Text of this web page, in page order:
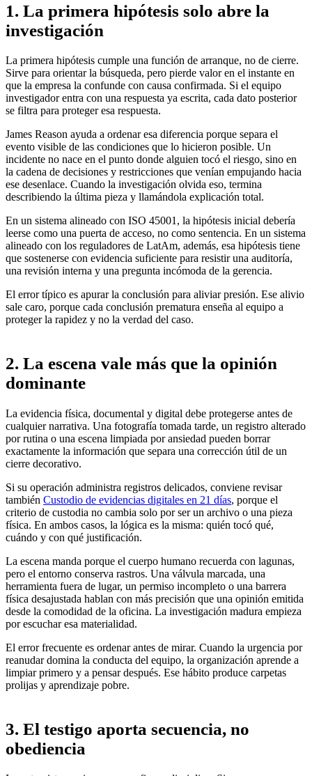
1. La primera hipótesis solo abre la
investigación
La primera hipótesis cumple una función de arranque, no de cierre.
Sirve para orientar la búsqueda, pero pierde valor en el instante en
que la empresa la confunde con causa confirmada. Si el equipo
investigador entra con una respuesta ya escrita, cada dato posterior
se filtra para proteger esa respuesta.
James Reason ayuda a ordenar esa diferencia porque separa el
evento visible de las condiciones que lo hicieron posible. Un
incidente no nace en el punto donde alguien tocó el riesgo, sino en
la cadena de decisiones y restricciones que venían empujando hacia
ese desenlace. Cuando la investigación olvida eso, termina
describiendo la última pieza y llamándola explicación total.
En un sistema alineado con ISO 45001, la hipótesis inicial debería
leerse como una puerta de acceso, no como sentencia. En un sistema
alineado con los reguladores de LatAm, además, esa hipótesis tiene
que sostenerse con evidencia suficiente para resistir una auditoría,
una revisión interna y una pregunta incómoda de la gerencia.
El error típico es apurar la conclusión para aliviar presión. Ese alivio
sale caro, porque cada conclusión prematura enseña al equipo a
proteger la rapidez y no la verdad del caso.
2. La escena vale más que la opinión
dominante
La evidencia física, documental y digital debe protegerse antes de
cualquier narrativa. Una fotografía tomada tarde, un registro alterado
por rutina o una escena limpiada por ansiedad pueden borrar
exactamente la información que separa una corrección útil de un
cierre decorativo.
Si su operación administra registros delicados, conviene revisar
también Custodio de evidencias digitales en 21 días, porque el
criterio de custodia no cambia solo por ser un archivo o una pieza
física. En ambos casos, la lógica es la misma: quién tocó qué,
cuándo y con qué justificación.
La escena manda porque el cuerpo humano recuerda con lagunas,
pero el entorno conserva rastros. Una válvula marcada, una
herramienta fuera de lugar, un permiso incompleto o una barrera
física desajustada hablan con más precisión que una opinión emitida
desde la comodidad de la oficina. La investigación madura empieza
por escuchar esa materialidad.
El error frecuente es ordenar antes de mirar. Cuando la urgencia por
reanudar domina la conducta del equipo, la organización aprende a
limpiar primero y a pensar después. Ese hábito produce carpetas
prolijas y aprendizaje pobre.
3. El testigo aporta secuencia, no
obediencia